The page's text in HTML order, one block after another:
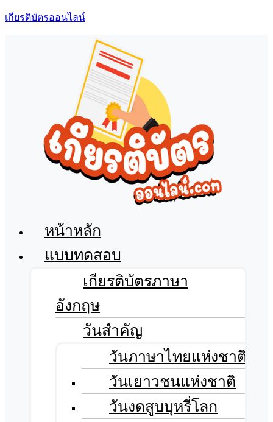
เกียรติบัตรออนไลน์
หน้าหลัก
แบบทดสอบ
เกียรติบัตรภาษา
อังกฤษ
วันสำคัญ
วันภาษาไทยแห่งชาติ
วันเยาวชนแห่งชาติ
วันงดสูบบุหรี่โลก